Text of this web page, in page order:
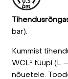
bar).
Kummist
WCL¹ tüüpi (L
nõuetele.